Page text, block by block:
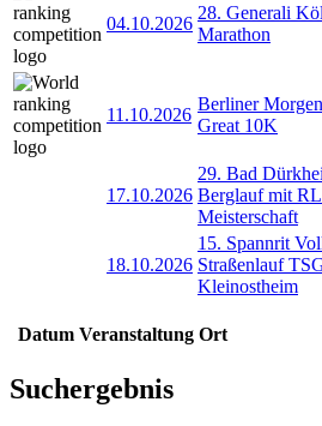
04.10.2026
28. Generali
Marathon
11.10.2026
Berliner
Great 10K
17.10.2026
29. Bad
Berglauf mit
Meisterschaft
18.10.2026
15. Spannrit
Straßenlauf
Kleinostheim
Datum Veranstaltung Ort
Suchergebnis